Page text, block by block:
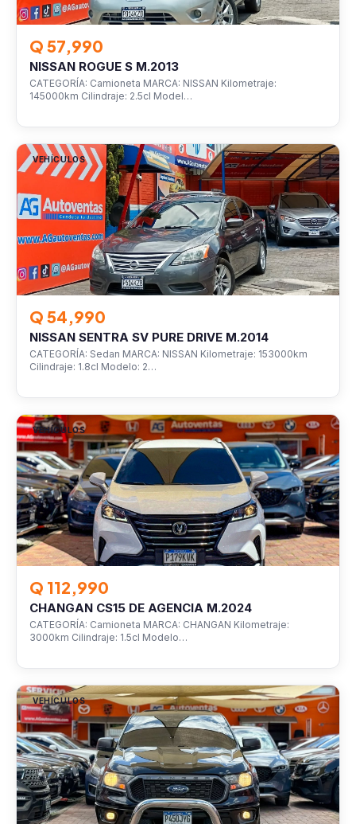
Q 57,990
NISSAN ROGUE S M.2013
CATEGORÍA: Camioneta MARCA: NISSAN Kilometraje:
145000km Cilindraje: 2.5cl Model…
VEHÍCULOS
Q 54,990
NISSAN SENTRA SV PURE DRIVE M.2014
CATEGORÍA: Sedan MARCA: NISSAN Kilometraje: 153000km
Cilindraje: 1.8cl Modelo: 2…
VEHÍCULOS
Q 112,990
CHANGAN CS15 DE AGENCIA M.2024
CATEGORÍA: Camioneta MARCA: CHANGAN Kilometraje:
3000km Cilindraje: 1.5cl Modelo…
VEHÍCULOS